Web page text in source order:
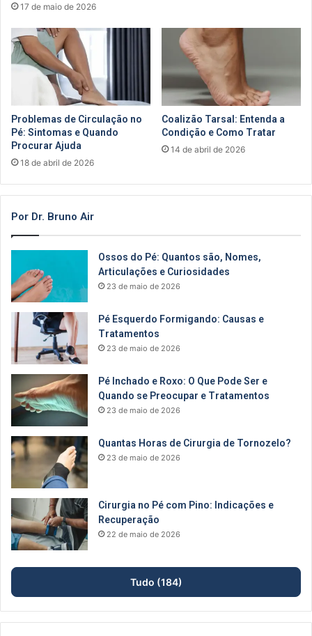
17 de maio de 2026
Problemas de Circulação no
Pé: Sintomas e Quando
Procurar Ajuda
18 de abril de 2026
Coalizão Tarsal: Entenda a
Condição e Como Tratar
14 de abril de 2026
Por Dr. Bruno Air
Ossos do Pé: Quantos são, Nomes,
Articulações e Curiosidades
23 de maio de 2026
Pé Esquerdo Formigando: Causas e
Tratamentos
23 de maio de 2026
Pé Inchado e Roxo: O Que Pode Ser e
Quando se Preocupar e Tratamentos
23 de maio de 2026
Quantas Horas de Cirurgia de Tornozelo?
23 de maio de 2026
Cirurgia no Pé com Pino: Indicações e
Recuperação
22 de maio de 2026
Tudo (184)